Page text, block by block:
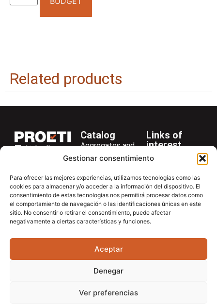
Gestionar consentimiento
Para ofrecer las mejores experiencias, utilizamos tecnologías como las
cookies para almacenar y/o acceder a la información del dispositivo. El
consentimiento de estas tecnologías nos permitirá procesar datos como
el comportamiento de navegación o las identificaciones únicas en este
sitio. No consentir o retirar el consentimiento, puede afectar
negativamente a ciertas características y funciones.
Aceptar
Denegar
Ver preferencias
Related products
LinkedIn
+34 916 28
29 40
proetisa@proetisa.com
Ctra de
Algete, Av
M-106, Km
Algete,
Catalog
Aggregates and
Rocks
Asphalt
Cements
Concrete
Soils
Soilmatic
Steels
Equipment
Links of
interest
Company
News
Newsletter
Download
Contac